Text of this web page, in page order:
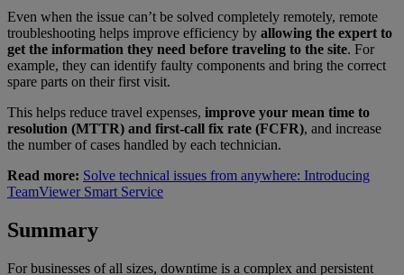
Even when the issue can’t be solved completely remotely, remote
troubleshooting helps improve efficiency by allowing the expert to
get the information they need before traveling to the site. For
example, they can identify faulty components and bring the correct
spare parts on their first visit.
This helps reduce travel expenses, improve your mean time to
resolution (MTTR) and first-call fix rate (FCFR), and increase
the number of cases handled by each technician.
Read more: Solve technical issues from anywhere: Introducing
TeamViewer Smart Service
Summary
For businesses of all sizes, downtime is a complex and persistent